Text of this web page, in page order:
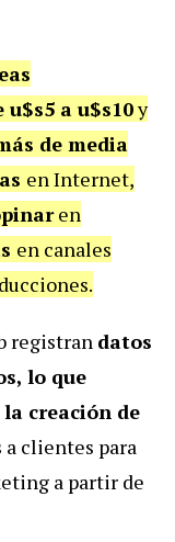
a u$s10y
de media
en Internet,
en
en canales
registran datos
lo que
creación de
a clientes para
a partir de